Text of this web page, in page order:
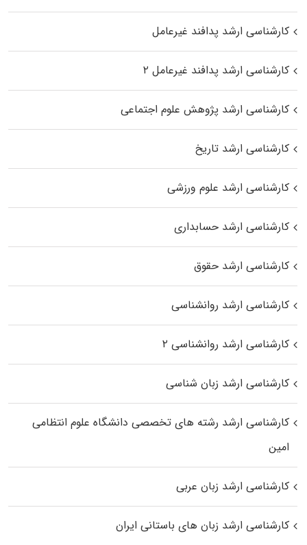
کارشناسی ارشد پدافند غیرعامل
کارشناسی ارشد پدافند غیرعامل ۲
کارشناسی ارشد پژوهش علوم اجتماعی
کارشناسی ارشد تاریخ
کارشناسی ارشد علوم ورزشی
کارشناسی ارشد حسابداری
کارشناسی ارشد حقوق
کارشناسی ارشد روانشناسی
کارشناسی ارشد روانشناسی ۲
کارشناسی ارشد زبان شناسی
کارشناسی ارشد رﺷﺘﻪ ﻫﺎی تخصصی داﻧﺸﮕﺎه ﻋﻠﻮم انتظامی
اﻣﻴﻦ
کارشناسی ارشد زبان عربی
کارشناسی ارشد زبان‌ های باستانی ایران